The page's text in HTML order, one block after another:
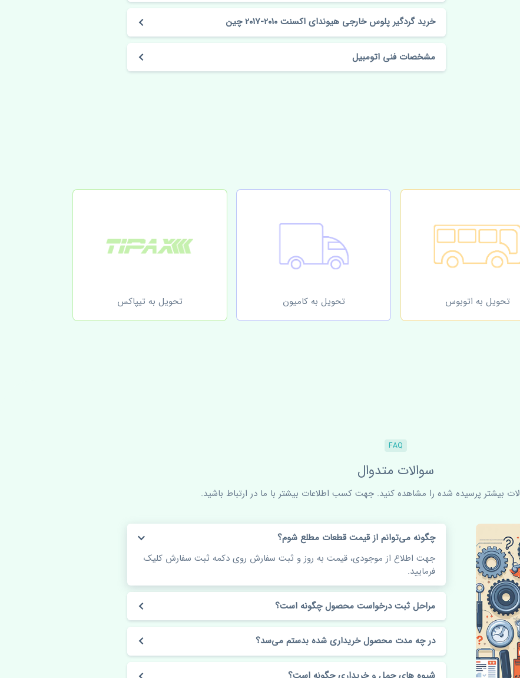
خرید گردگیر پلوس خارجی هیوندای اکسنت 2010-2017 چین
مشخصات فنی اتومبیل
تحویل به اتوبوس تحویل به کامیون تحویل به تیپاکس
FAQ
سوالات متدوال
بیشتر پرسیده شده را مشاهده کنید. جهت کسب اطلاعات بیشتر با ما در ارتباط باشید.
چگونه می‌توانم از قیمت قطعات مطلع شوم؟
جهت اطلاع از موجودی، قیمت به روز و ثبت سفارش روی دکمه ثبت سفارش کلیک
فرمایید.
مراحل ثبت درخواست محصول چگونه است؟
در چه مدت محصول خریداری شده بدستم می‌سد؟